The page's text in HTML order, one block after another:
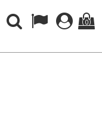
(0)